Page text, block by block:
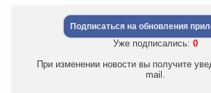
Подписаться на обновления
Уже подписались: 0
При изменении новости вы получите
mail.